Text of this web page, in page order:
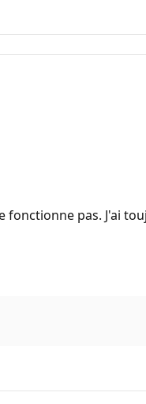
fonctionne pas. J'ai